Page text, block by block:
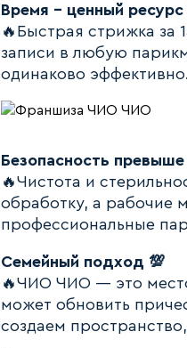
Время - ценный ресурс
🔥Быстрая стрижка за
записи в любую
одинаково эффективно.
Безопасность превыше
🔥Чистота и
обработку, а рабочие
профессиональные
Семейный подход 💯
🔥ЧИО ЧИО — это
может обновить
создаем